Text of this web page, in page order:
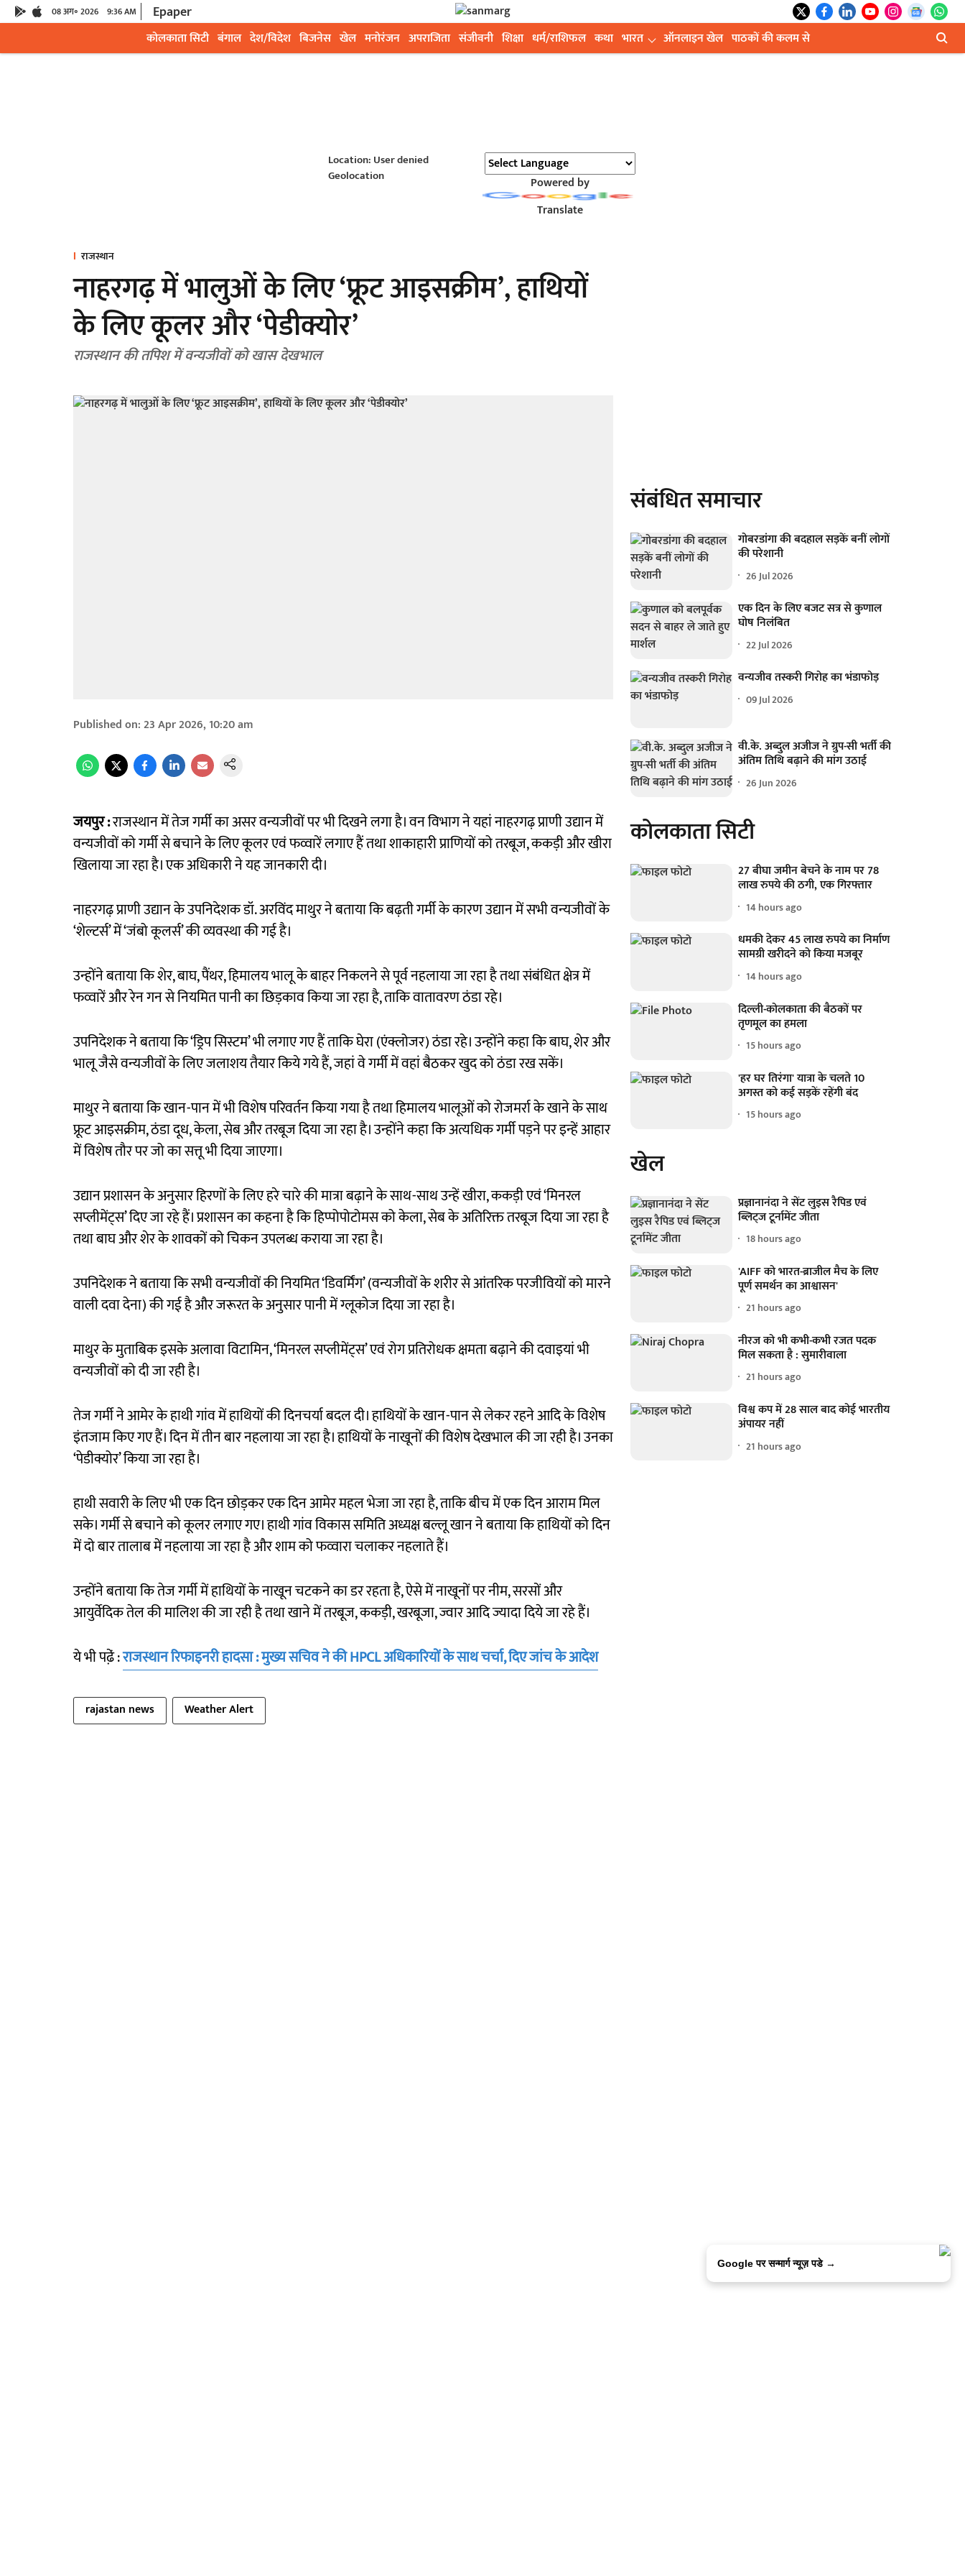
08 अग॰ 2026 9:36 AM Epaper
कोलकाता सिटी बंगाल देश/विदेश बिजनेस खेल मनोरंजन अपराजिता संजीवनी शिक्षा धर्म/राशिफल कथा भारत ऑनलाइन खेल पाठकों की कलम से
Location: User denied
Geolocation
Powered by
Translate
राजस्थान
नाहरगढ़ में भालुओं के लिए ‘फ्रूट आइसक्रीम’, हाथियों
के लिए कूलर और ‘पेडीक्योर’
राजस्थान की तपिश में वन्यजीवों को खास देखभाल
Published on:23 Apr 2026, 10:20 am
जयपुर :राजस्थान में तेज गर्मी का असर वन्यजीवों पर भी दिखने लगा है। वन विभाग ने यहां नाहरगढ़ प्राणी उद्यान में
वन्यजीवों को गर्मी से बचाने के लिए कूलर एवं फव्वारें लगाए हैं तथा शाकाहारी प्राणियों को तरबूज, ककड़ी और खीरा
खिलाया जा रहा है। एक अधिकारी ने यह जानकारी दी।
नाहरगढ़ प्राणी उद्यान के उपनिदेशक डॉ. अरविंद माथुर ने बताया कि बढ़ती गर्मी के कारण उद्यान में सभी वन्यजीवों के
‘शेल्टर्स’ में ‘जंबो कूलर्स’ की व्यवस्था की गई है।
उन्होंने बताया कि शेर, बाघ, पैंथर, हिमालय भालू के बाहर निकलने से पूर्व नहलाया जा रहा है तथा संबंधित क्षेत्र में
फव्वारें और रेन गन से नियमित पानी का छिड़काव किया जा रहा है, ताकि वातावरण ठंडा रहे।
उपनिदेशक ने बताया कि ‘ड्रिप सिस्टम’ भी लगाए गए हैं ताकि घेरा (एंक्लोजर) ठंडा रहे। उन्होंने कहा कि बाघ, शेर और
भालू जैसे वन्यजीवों के लिए जलाशय तैयार किये गये हैं, जहां वे गर्मी में वहां बैठकर खुद को ठंडा रख सकें।
माथुर ने बताया कि खान-पान में भी विशेष परिवर्तन किया गया है तथा हिमालय भालूओं को रोजमर्रा के खाने के साथ
फ्रूट आइसक्रीम, ठंडा दूध, केला, सेब और तरबूज दिया जा रहा है। उन्होंने कहा कि अत्यधिक गर्मी पड़ने पर इन्हें आहार
में विशेष तौर पर जो का सत्तू भी दिया जाएगा।
उद्यान प्रशासन के अनुसार हिरणों के लिए हरे चारे की मात्रा बढ़ाने के साथ-साथ उन्हें खीरा, ककड़ी एवं ‘मिनरल
सप्लीमेंट्स’ दिए जा रहे हैं। प्रशासन का कहना है कि हिप्पोपोटोमस को केला, सेब के अतिरिक्त तरबूज दिया जा रहा है
तथा बाघ और शेर के शावकों को चिकन उपलब्ध कराया जा रहा है।
उपनिदेशक ने बताया कि सभी वन्यजीवों की नियमित ‘डिवर्मिंग’ (वन्यजीवों के शरीर से आंतरिक परजीवियों को मारने
वाली दवा देना) की गई है और जरूरत के अनुसार पानी में ग्लूकोज दिया जा रहा है।
माथुर के मुताबिक इसके अलावा विटामिन, ‘मिनरल सप्लीमेंट्स’ एवं रोग प्रतिरोधक क्षमता बढ़ाने की दवाइयां भी
वन्यजीवों को दी जा रही है।
तेज गर्मी ने आमेर के हाथी गांव में हाथियों की दिनचर्या बदल दी। हाथियों के खान-पान से लेकर रहने आदि के विशेष
इंतजाम किए गए हैं। दिन में तीन बार नहलाया जा रहा है। हाथियों के नाखूनों की विशेष देखभाल की जा रही है। उनका
‘पेडीक्योर’ किया जा रहा है।
हाथी सवारी के लिए भी एक दिन छोड़कर एक दिन आमेर महल भेजा जा रहा है, ताकि बीच में एक दिन आराम मिल
सके। गर्मी से बचाने को कूलर लगाए गए। हाथी गांव विकास समिति अध्यक्ष बल्लू खान ने बताया कि हाथियों को दिन
में दो बार तालाब में नहलाया जा रहा है और शाम को फव्वारा चलाकर नहलाते हैं।
उन्होंने बताया कि तेज गर्मी में हाथियों के नाखून चटकने का डर रहता है, ऐसे में नाखूनों पर नीम, सरसों और
आयुर्वेदिक तेल की मालिश की जा रही है तथा खाने में तरबूज, ककड़ी, खरबूजा, ज्वार आदि ज्यादा दिये जा रहे हैं।
ये भी पढे़ं :राजस्थान रिफाइनरी हादसा : मुख्य सचिव ने की HPCL अधिकारियों के साथ चर्चा, दिए जांच के आदेश
rajastan news Weather Alert
संबंधित समाचार
गोबरडांगा की बदहाल सड़कें बनीं लोगों
की परेशानी
26 Jul 2026
एक दिन के लिए बजट सत्र से कुणाल
घोष निलंबित
22 Jul 2026
वन्यजीव तस्करी गिरोह का भंडाफोड़
09 Jul 2026
वी.के. अब्दुल अजीज ने ग्रुप-सी भर्ती की
अंतिम तिथि बढ़ाने की मांग उठाई
26 Jun 2026
कोलकाता सिटी
27 बीघा जमीन बेचने के नाम पर 78
लाख रुपये की ठगी, एक गिरफ्तार
14 hours ago
धमकी देकर 45 लाख रुपये का निर्माण
सामग्री खरीदने को किया मजबूर
14 hours ago
दिल्ली-कोलकाता की बैठकों पर
तृणमूल का हमला
15 hours ago
'हर घर तिरंगा' यात्रा के चलते 10
अगस्त को कई सड़कें रहेंगी बंद
15 hours ago
खेल
प्रज्ञानानंदा ने सेंट लुइस रैपिड एवं
ब्लिट्ज टूर्नामेंट जीता
18 hours ago
'AIFF को भारत-ब्राजील मैच के लिए
पूर्ण समर्थन का आश्वासन'
21 hours ago
नीरज को भी कभी-कभी रजत पदक
मिल सकता है : सुमारीवाला
21 hours ago
विश्व कप में 28 साल बाद कोई भारतीय
अंपायर नहीं
21 hours ago
Google पर सन्मार्ग न्यूज़ पडे →